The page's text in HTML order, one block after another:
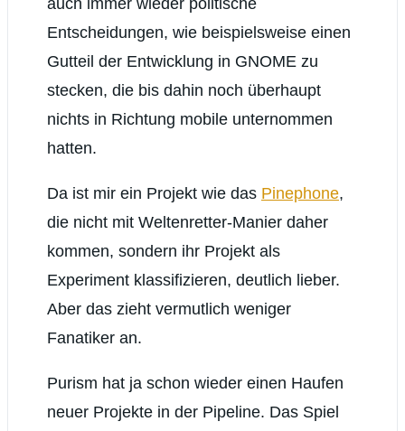
auch immer wieder politische
Entscheidungen, wie beispielsweise einen
Gutteil der Entwicklung in GNOME zu
stecken, die bis dahin noch überhaupt
nichts in Richtung mobile unternommen
hatten.
Da ist mir ein Projekt wie das Pinephone,
die nicht mit Weltenretter-Manier daher
kommen, sondern ihr Projekt als
Experiment klassifizieren, deutlich lieber.
Aber das zieht vermutlich weniger
Fanatiker an.
Purism hat ja schon wieder einen Haufen
neuer Projekte in der Pipeline. Das Spiel